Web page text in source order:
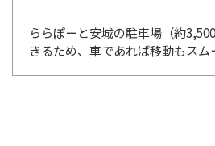
ららぽーと安城の駐車場（約
きるため、車であれば移動もスム